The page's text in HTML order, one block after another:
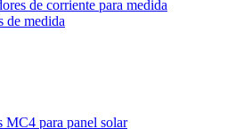
de corriente para medida
de medida
MC4 para panel solar